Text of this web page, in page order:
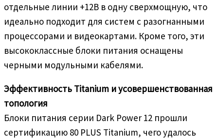
отдельные линии +12В в одну сверхмощную, что
идеально подходит для систем с разогнанными
процессорами и видеокартами. Кроме того, эти
высококлассные блоки питания оснащены
черными модульными кабелями.
Эффективность Titanium и усовершенствованная
топология
Блоки питания серии Dark Power 12 прошли
сертификацию 80 PLUS Titanium, чего удалось